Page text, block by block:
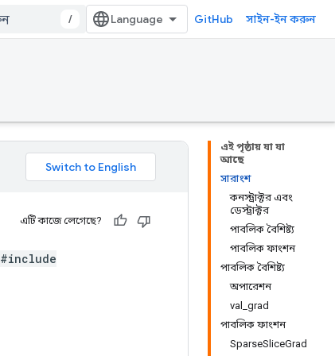
/ GitHub সাইন-ইন করুন
এই পৃষ্ঠায় যা যা
আছে
সারাংশ
কনস্ট্রাক্টর এবং
ডেস্ট্রাক্টর
পাবলিক বৈশিষ্ট্য
পাবলিক ফাংশন
পাবলিক বৈশিষ্ট্য
অপারেশন
val_grad
পাবলিক ফাংশন
SparseSliceGrad
এটি কাজে লেগেছে?
#include